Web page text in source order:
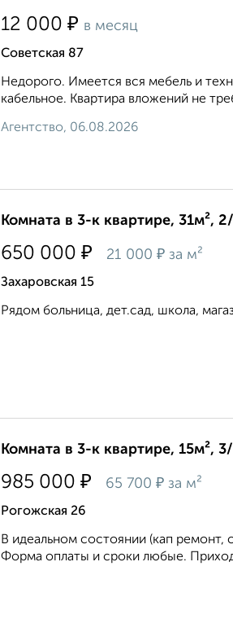
12 000 ₽ в месяц
Советская 87
Недорого. Имеется вся мебель и
кабельное. Квартира вложений не
Агентство, 06.08.2026
Комната в 3-к квартире, 31м²,
650 000 ₽ 21 000 ₽ за м²
Захаровская 15
Рядом больница, дет.сад, школа,
Комната в 3-к квартире, 15м²,
985 000 ₽ 65 700 ₽ за м²
Рогожская 26
В идеальном состоянии (кап ремонт,
Форма оплаты и сроки любые.